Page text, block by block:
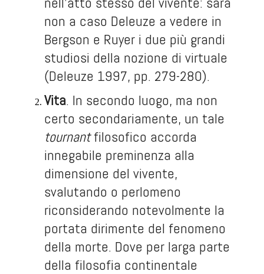
non a caso Deleuze a vedere in
Bergson e Ruyer i due più grandi
studiosi della nozione di virtuale
(Deleuze 1997, pp. 279-280).
Vita. In secondo luogo, ma non
certo secondariamente, un tale
tournantfilosofico accorda
innegabile preminenza alla
dimensione del vivente,
svalutando o perlomeno
riconsiderando notevolmente la
portata dirimente del fenomeno
della morte. Dove per larga parte
della filosofia continentale